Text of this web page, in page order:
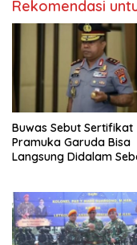
Rekomendasi
Buwas Sebut Sertifikat
Pramuka Garuda Bisa
Langsung Didalam